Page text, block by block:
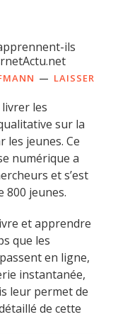
ils
LAISSER
les
sur la
les jeunes. Ce
numérique a
et s’est
800 jeunes.
et apprendre
que les
en ligne,
instantanée,
leur permet de
de cette